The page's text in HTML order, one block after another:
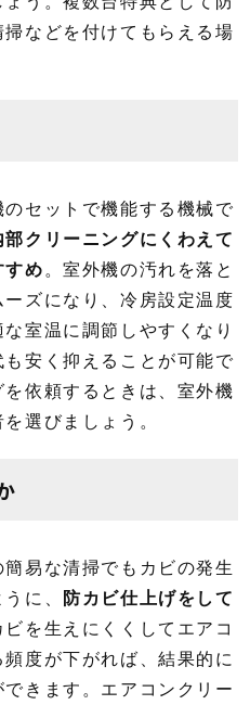
などを付けてもらえる場
セットで機能する機械で
部クリーニングにくわえて
すめ 。室外機の汚れを落と
ズになり、冷房設定温度
室温に調節しやすくなり
安く抑えることが可能で
依頼するときは、室外機
選びましょう。
易な清掃でもカビの発生
に、
防カビ仕上げをして
ビを生えにくくしてエアコ
度が下がれば、結果的に
きます。エアコンクリー